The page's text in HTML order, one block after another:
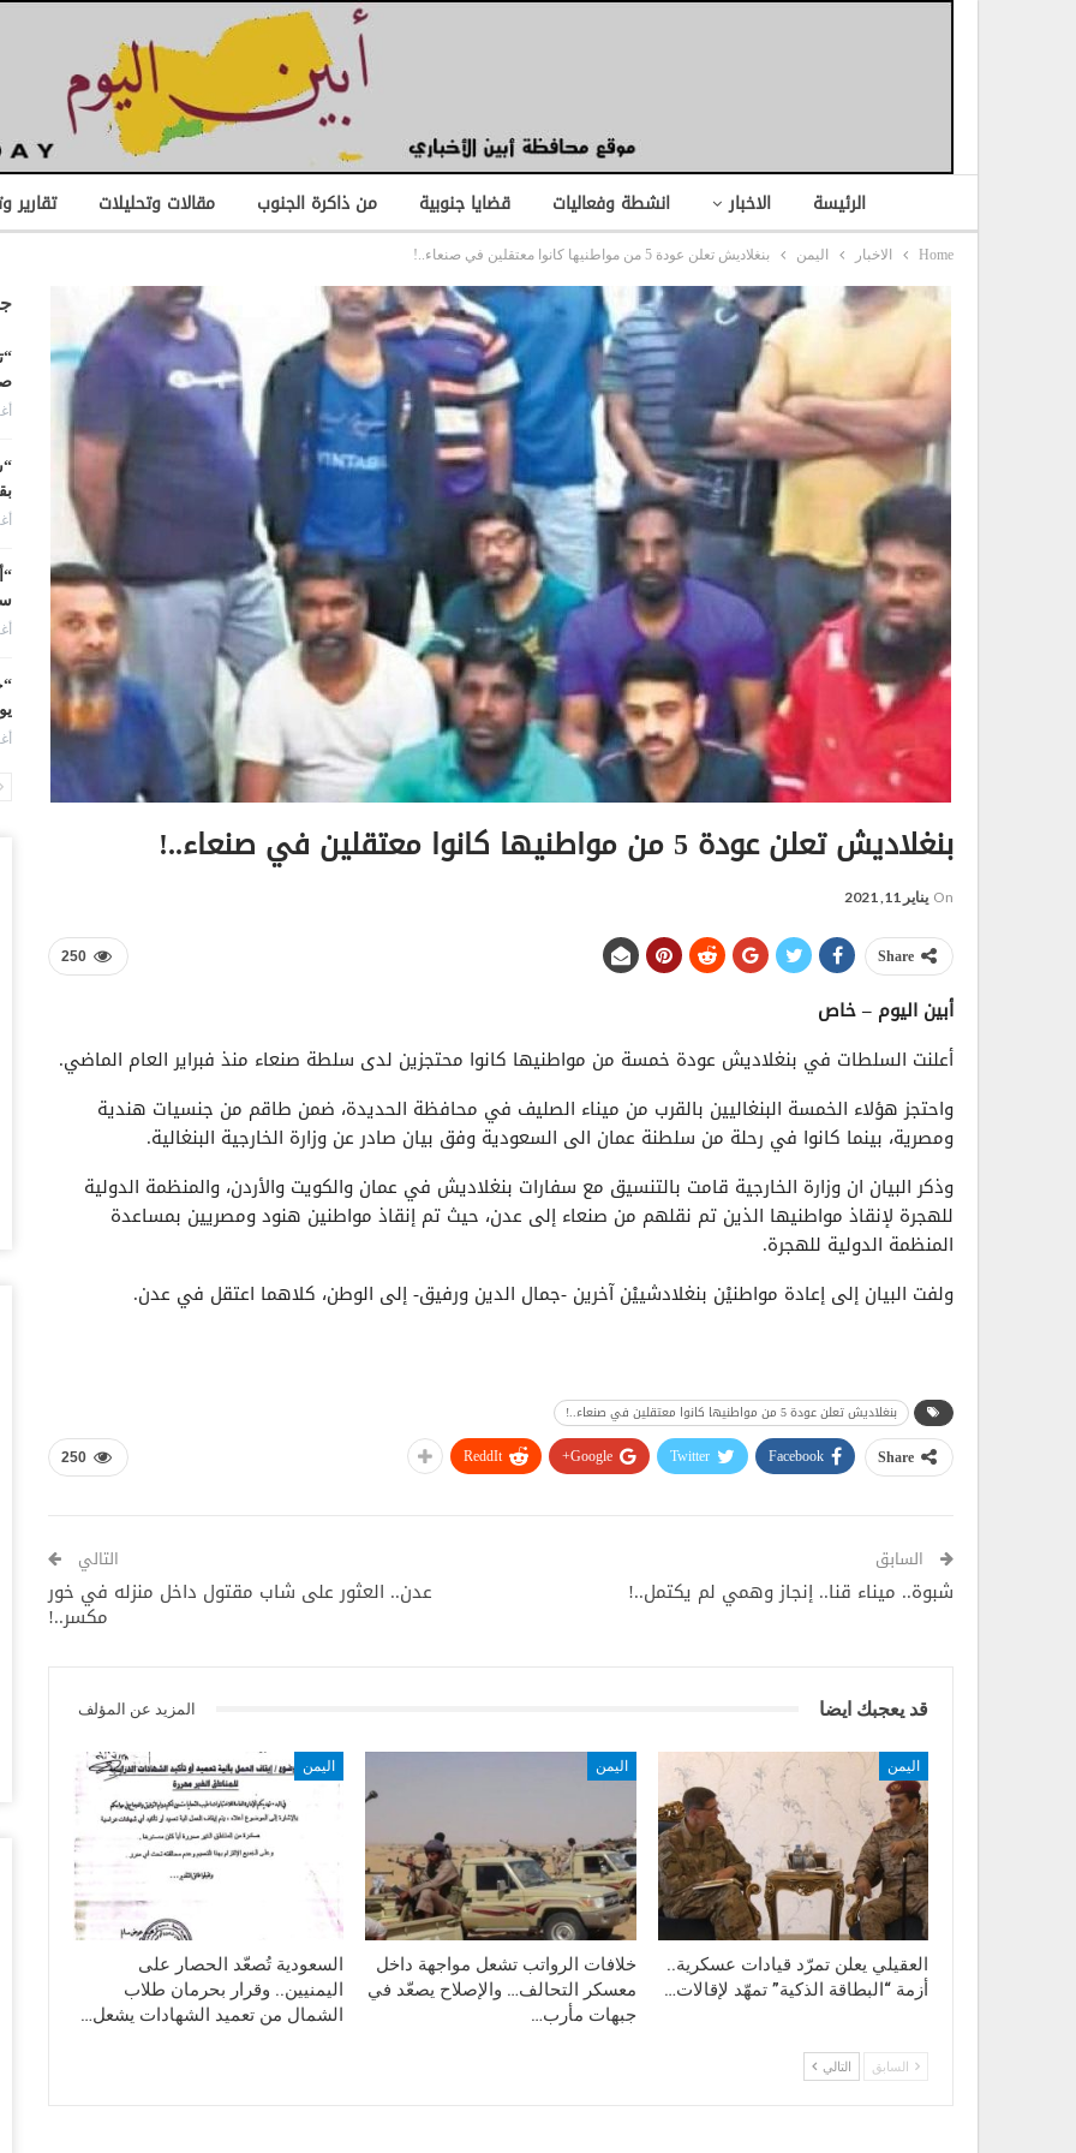
الرئيسة الاخبار انشطة وفعاليات قضايا جنوبية من ذاكرة الجنوب مقالات وتحليلات تقارير
Home الاخبار اليمن بنغلاديش تعلن عودة 5 من مواطنيها كانوا معتقلين في صنعاء..!
بنغلاديش تعلن عودة 5 من مواطنيها كانوا معتقلين في صنعاء..!
On يناير 11, 2021
250 Share
أبين اليوم – خاص
أعلنت السلطات في بنغلاديش عودة خمسة من مواطنيها كانوا محتجزين لدى سلطة صنعاء منذ فبراير العام الماضي.
واحتجز هؤلاء الخمسة البنغاليين بالقرب من ميناء الصليف في محافظة الحديدة، ضمن طاقم من جنسيات هندية
ومصرية، بينما كانوا في رحلة من سلطنة عمان الى السعودية وفق بيان صادر عن وزارة الخارجية البنغالية.
وذكر البيان ان وزارة الخارجية قامت بالتنسيق مع سفارات بنغلاديش في عمان والكويت والأردن، والمنظمة الدولية
للهجرة لإنقاذ مواطنيها الذين تم نقلهم من صنعاء إلى عدن، حيث تم إنقاذ مواطنين هنود ومصريين بمساعدة
المنظمة الدولية للهجرة.
ولفت البيان إلى إعادة مواطنيْن بنغلادشييْن آخرين -جمال الدين ورفيق- إلى الوطن، كلاهما اعتقل في عدن.
بنغلاديش تعلن عودة 5 من مواطنيها كانوا معتقلين في صنعاء..!
250 Share
Facebook
Twitter
Google+
ReddIt
السابق
شبوة.. ميناء قنا.. إنجاز وهمي لم يكتمل..!
التالي
عدن.. العثور على شاب مقتول داخل منزله في خور
مكسر..!
قد يعجبك ايضا المزيد عن المؤلف
اليمن
العقيلي يعلن تمرّد قيادات عسكرية..
أزمة “البطاقة الذكية” تمهّد لإقالات…
اليمن
خلافات الرواتب تشعل مواجهة داخل
معسكر التحالف… والإصلاح يصعّد في
جبهات مأرب…
اليمن
السعودية تُصعّد الحصار على
اليمنيين.. وقرار بحرمان طلاب
الشمال من تعميد الشهادات يشعل…
السابق التالي